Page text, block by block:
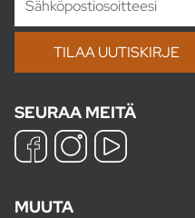
SEURAA MEITÄ
MUUTA